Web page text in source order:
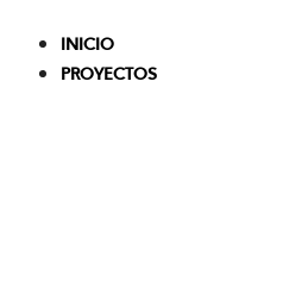
content
INICIO
PROYECTOS